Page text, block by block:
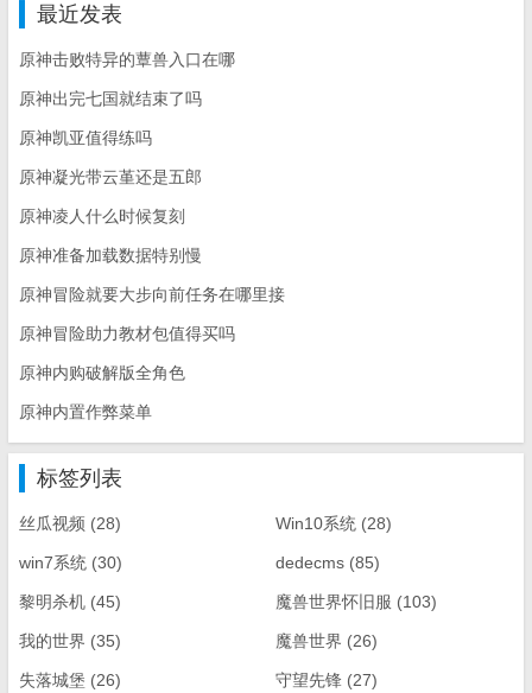
最近发表
原神击败特异的蕈兽入口在哪
原神出完七国就结束了吗
原神凯亚值得练吗
原神凝光带云堇还是五郎
原神凌人什么时候复刻
原神准备加载数据特别慢
原神冒险就要大步向前任务在哪里接
原神冒险助力教材包值得买吗
原神内购破解版全角色
原神内置作弊菜单
标签列表
丝瓜视频 (28) Win10系统 (28)
win7系统 (30) dedecms (85)
黎明杀机 (45) 魔兽世界怀旧服 (103)
我的世界 (35) 魔兽世界 (26)
失落城堡 (26) 守望先锋 (27)